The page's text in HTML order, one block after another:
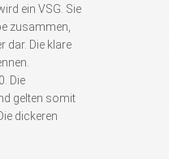
ein VSG. Sie
zusammen,
dar. Die klare
Die
gelten somit
dickeren